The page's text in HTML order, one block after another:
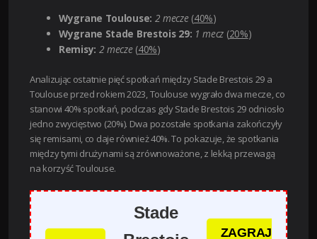
Wygrane Toulouse: 2 mecze(40%)
Wygrane Stade Brestois 29: 1 mecz (20%)
Remisy: 2 mecze(40%)
Analizując ostatnie pięć spotkań między Stade Brestois 29 a
Toulouse przed rokiem 2023, Toulouse wygrało dwa mecze, co
stanowi 40% spotkań, podczas gdy Stade Brestois 29 odniosło
jedno zwycięstwo (20%). Dwa pozostałe spotkania zakończyły
się remisami, co daje również 40%. To pokazuje, że spotkania
między tymi drużynami są zrównoważone, z lekką przewagą
na korzyść Toulouse.
Stade
ZAGRAJ